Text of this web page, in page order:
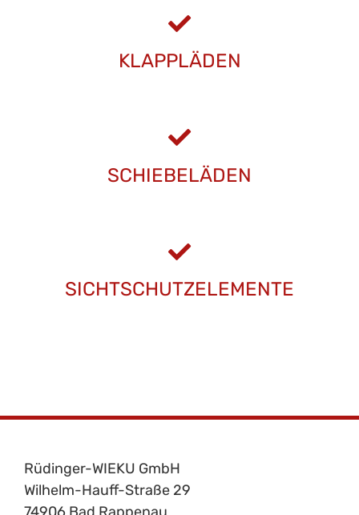
KLAPPLÄDEN
SCHIEBELÄDEN
SICHTSCHUTZELEMENTE
Rüdinger-WIEKU GmbH
Wilhelm-Hauff-Straße 29